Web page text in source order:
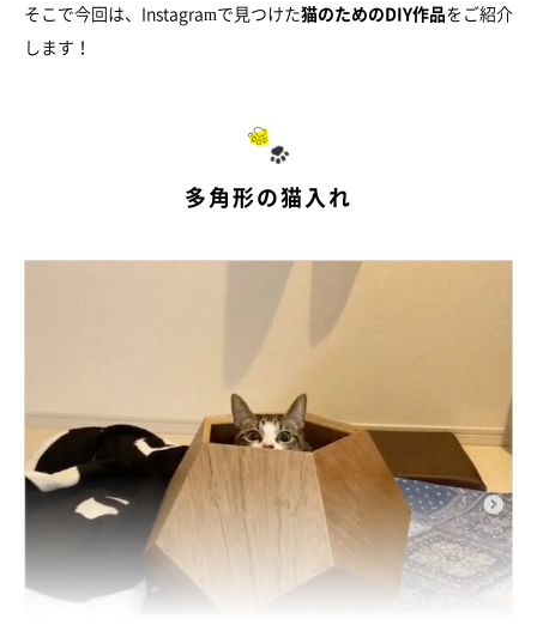
そこで今回は、Instagramで見つけた猫のためのDIY作品をご紹介
します！
多角形の猫入れ